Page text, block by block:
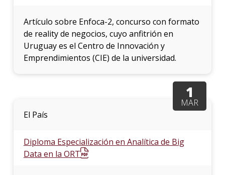
Artículo sobre Enfoca-2, concurso con formato
de reality de negocios, cuyo anfitrión en
Uruguay es el Centro de Innovación y
Emprendimientos (CIE) de la universidad.
1
MAR
El País
Diploma Especialización en Analítica de Big
Data en la ORT